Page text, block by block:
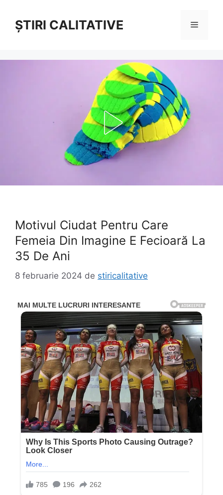
conținutȘTIRI CALITATIVE Meniu
Motivul Ciudat Pentru Care
Femeia Din Imagine E Fecioară La
35 De Ani
8 februarie 2024 de stiricalitative